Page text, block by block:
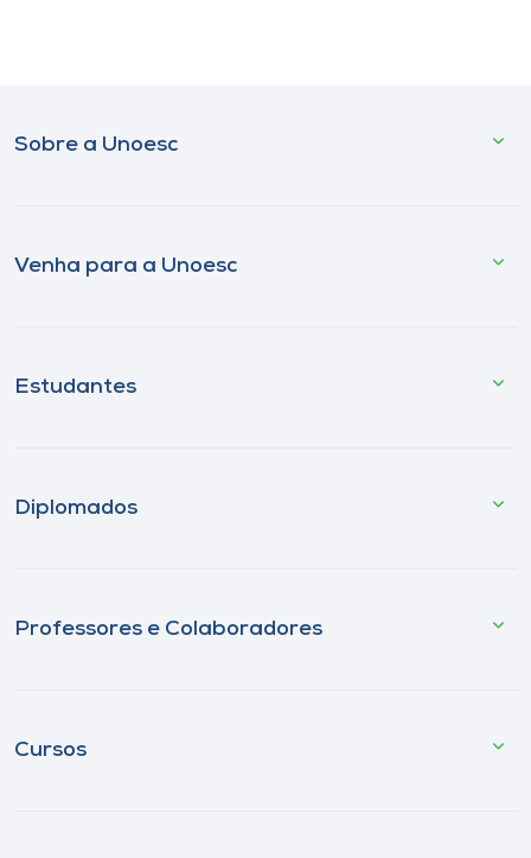
Sobre a Unoesc
Venha para a Unoesc
Estudantes
Diplomados
Professores e Colaboradores
Cursos